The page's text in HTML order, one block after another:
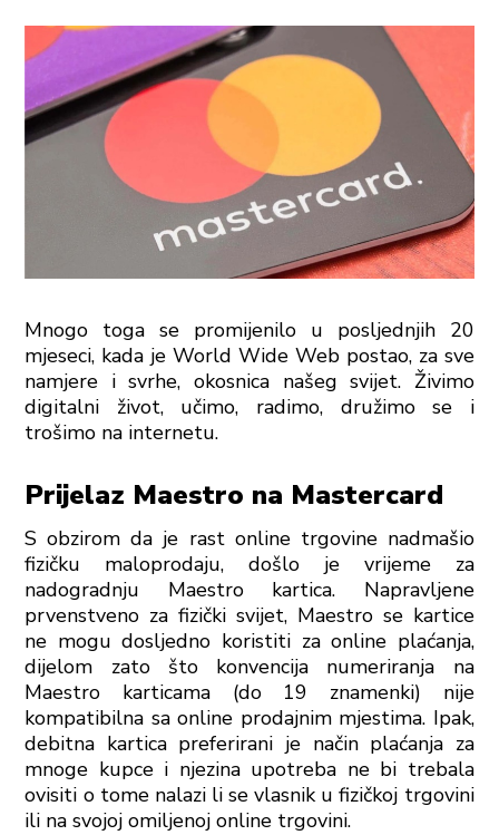
Mnogo toga se promijenilo u posljednjih 20
mjeseci, kada je World Wide Web postao, za sve
namjere i svrhe, okosnica našeg svijet. Živimo
digitalni život, učimo, radimo, družimo se i
trošimo na internetu.
Prijelaz Maestro na Mastercard
S obzirom da je rast online trgovine nadmašio
fizičku maloprodaju, došlo je vrijeme za
nadogradnju Maestro kartica. Napravljene
prvenstveno za fizički svijet, Maestro se kartice
ne mogu dosljedno koristiti za online plaćanja,
dijelom zato što konvencija numeriranja na
Maestro karticama (do 19 znamenki) nije
kompatibilna sa online prodajnim mjestima. Ipak,
debitna kartica preferirani je način plaćanja za
mnoge kupce i njezina upotreba ne bi trebala
ovisiti o tome nalazi li se vlasnik u fizičkoj trgovini
ili na svojoj omiljenoj online trgovini.